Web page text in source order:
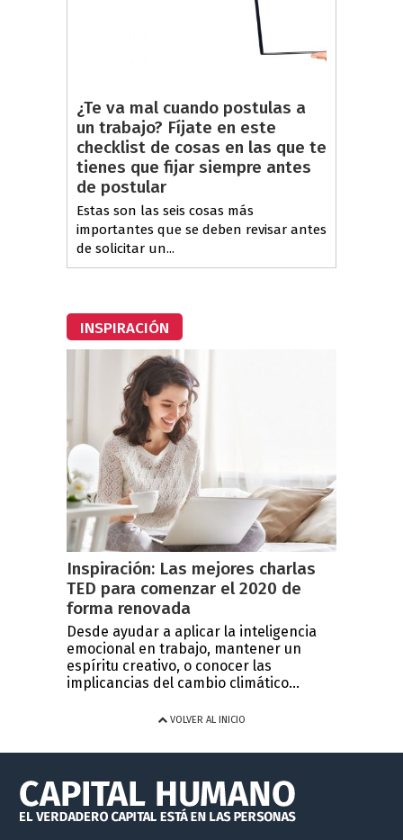
¿Te va mal cuando postulas a
un trabajo? Fíjate en este
checklist de cosas en las que te
tienes que fijar siempre antes
de postular
Estas son las seis cosas más
importantes que se deben revisar antes
de solicitar un...
INSPIRACIÓN
Inspiración: Las mejores charlas
TED para comenzar el 2020 de
forma renovada
Desde ayudar a aplicar la inteligencia
emocional en trabajo, mantener un
espíritu creativo, o conocer las
implicancias del cambio climático...
VOLVER AL INICIO